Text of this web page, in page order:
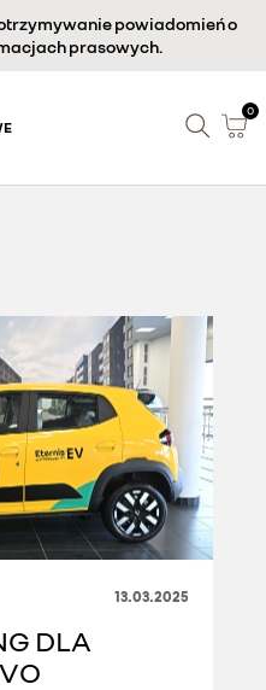
powiadomień o
prasowych.
0
13.03.2025
DLA